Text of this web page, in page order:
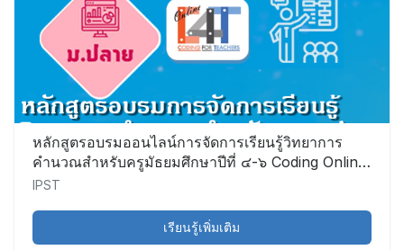
CS001
เริ่ม:
30
เม.ย.
2020
หลักสูตรอบรมออนไลน์การจัดการเรียนรู้วิทยาการ
คำนวณสำหรับครูมัธยมศึกษาปีที่ ๔-๖ Coding Online
Grade ๑๐-๑๒ Teacher (C๔T-๙)
IPST
เรียนรู้เพิ่มเติม